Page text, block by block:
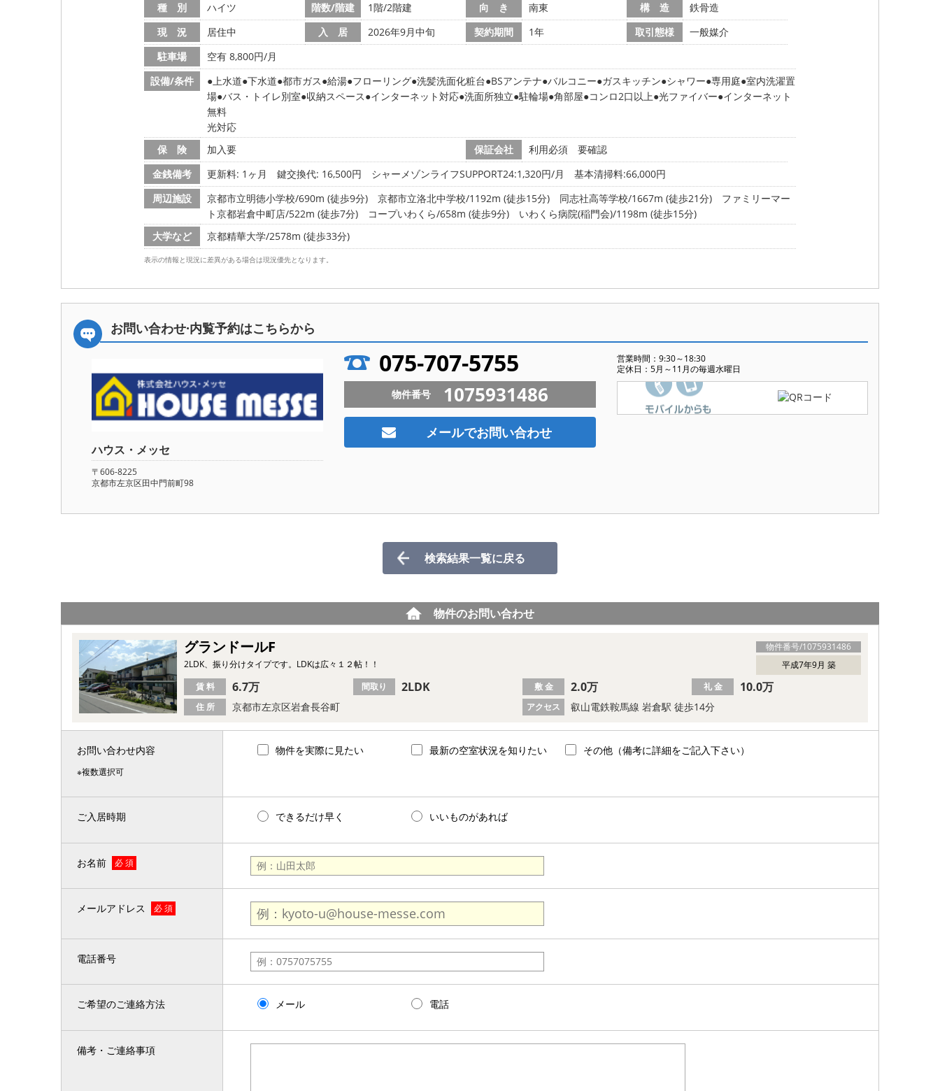
種 別
ハイツ 階数/階建 1階/2階建 向 き 南東 構 造
鉄骨造
現 況
居住中 入 居 2026年9月中旬 契約期間 1年 取引態様
一般媒介
駐車場
空有 8,800円/月
設備/条件
上水道 下水道 都市ガス 給湯 フローリング 洗髪洗面化粧台 BSアンテナ バルコニー ガスキッチン シャワー 専用庭 室内洗濯置
場 バス・トイレ別室 収納スペース インターネット対応 洗面所独立 駐輪場 角部屋 コンロ2口以上 光ファイバー インターネット
無料
光対応
保 険
加入要 保証会社
利用必須 要確認
金銭備考
更新料: 1ヶ月 鍵交換代: 16,500円
シャーメゾンライフSUPPORT24:1,320円/月 基本清掃料:66,000円
周辺施設
京都市立明徳小学校/690m (徒歩9分) 京都市立洛北中学校/1192m (徒歩15分) 同志社高等学校/1667m (徒歩21分)
ファミリーマー
ト京都岩倉中町店/522m (徒歩7分)
コープいわくら/658m (徒歩9分)
いわくら病院(稲門会)/1198m (徒歩15分)
大学など
京都精華大学/2578m (徒歩33分)
表示の情報と現況に差異がある場合は現況優先となります。
お問い合わせ·内覧予約はこちらから
ハウス・メッセ
〒606-8225
京都市左京区田中門前町98
075-707-5755
営業時間：9:30～18:30
定休日：5月～11月の毎週水曜日
物件番号 1075931486
メールでお問い合わせ
検索結果一覧に戻る
物件のお問い合わせ
物件番号/1075931486
グランドールF
平成7年9月 築
2LDK、振り分けタイプです。LDKは広々１２帖！！
住 所 京都市左京区岩倉長谷町 アクセス 叡山電鉄鞍馬線 岩倉駅 徒歩14分
賃 料 6.7万 間取り 2LDK 敷 金 2.0万 礼 金 10.0万
お問い合わせ内容
※複数選択可
物件を実際に見たい 最新の空室状況を知りたい その他（備考に詳細をご記入下さい）
ご入居時期 できるだけ早く いいものがあれば
お名前 必 須
メールアドレス 必 須
電話番号
ご希望のご連絡方法 メール 電話
備考・ご連絡事項